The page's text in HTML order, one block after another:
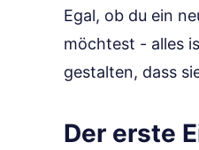
Egal, ob du ein
möchtest - alles
gestalten, dass
Der erste